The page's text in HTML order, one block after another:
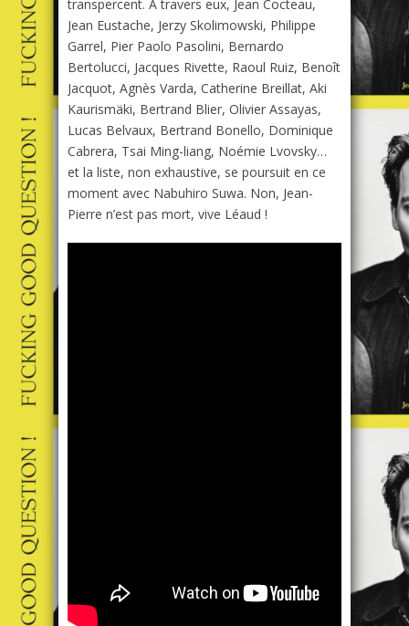
transpercent. Á travers eux, Jean Cocteau,
Jean Eustache, Jerzy Skolimowski, Philippe
Garrel, Pier Paolo Pasolini, Bernardo
Bertolucci, Jacques Rivette, Raoul Ruiz, Benoît
Jacquot, Agnès Varda, Catherine Breillat, Aki
Kaurismäki, Bertrand Blier, Olivier Assayas,
Lucas Belvaux, Bertrand Bonello, Dominique
Cabrera, Tsai Ming-liang, Noémie Lvovsky…
et la liste, non exhaustive, se poursuit en ce
moment avec Nabuhiro Suwa. Non, Jean-
Pierre n’est pas mort, vive Léaud !